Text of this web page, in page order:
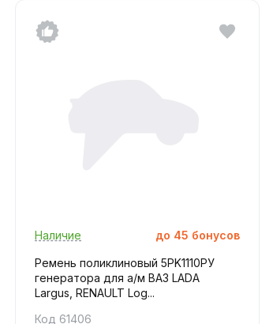
Наличие до 45 бонусов
Ремень поликлиновый 5PK1110РУ
генератора для а/м ВАЗ LADA
Largus, RENAULT Log...
Код 61406